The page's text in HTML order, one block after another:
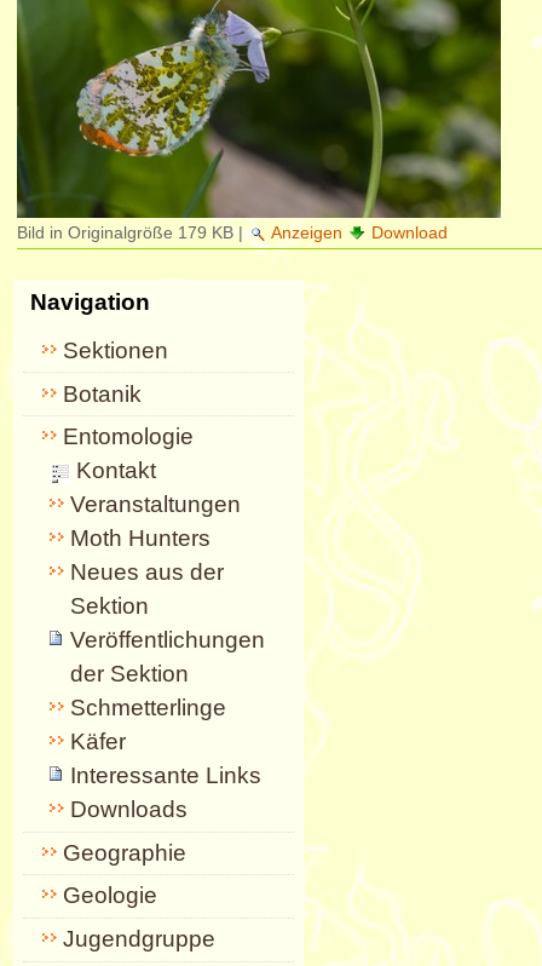
Bild in Originalgröße 179 KB| Anzeigen Download
Navigation
Sektionen
Botanik
Entomologie
Kontakt
Veranstaltungen
Moth Hunters
Neues aus der
Sektion
Veröffentlichungen
der Sektion
Schmetterlinge
Käfer
Interessante Links
Downloads
Geographie
Geologie
Jugendgruppe